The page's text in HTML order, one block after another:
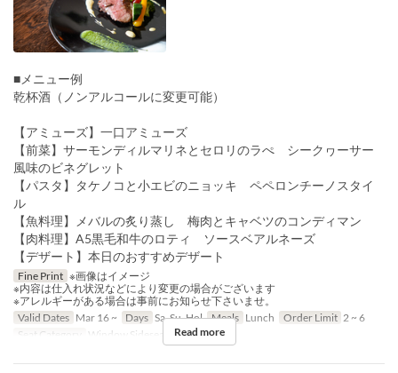
■メニュー例
乾杯酒（ノンアルコールに変更可能）
【アミューズ】一口アミューズ
【前菜】サーモンディルマリネとセロリのラぺ シークヮーサー
風味のビネグレット
【パスタ】タケノコと小エビのニョッキ ペペロンチーノスタイ
ル
【魚料理】メバルの炙り蒸し 梅肉とキャベツのコンディマン
【肉料理】A5黒毛和牛のロティ ソースベアルネーズ
【デザート】本日のおすすめデザート
Fine Print ※画像はイメージ
※内容は仕入れ状況などにより変更の場合がございます
※アレルギーがある場合は事前にお知らせ下さいませ。
Valid Dates Mar 16 ~ Days Sa, Su, Hol Meals Lunch Order Limit 2 ~ 6
Seat Category
Window Sideseat Read more